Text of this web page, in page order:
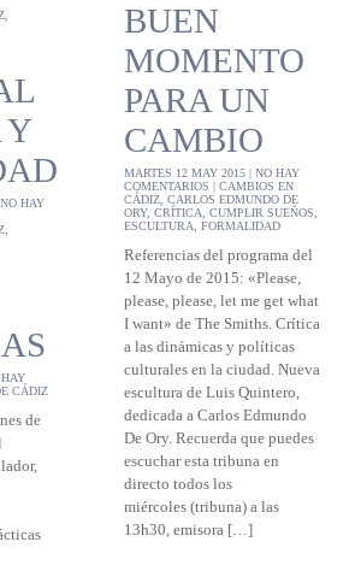
Y
NO HAY
CÁDIZ
de
BUEN
MOMENTO
PARA UN
CAMBIO
MARTES 12 MAY 2015 | NO HAY
COMENTARIOS | CAMBIOS EN
CÁDIZ CARLOS EDMUNDO DE
ORY, CRÍTICA CUMPLIR SUEÑOS
ESCULTURA
FORMALIDAD
Referencias del programa del
12 Mayo de 2015: «Please,
please, please, let me get what
I want» de The Smiths. Crítica
a las dinámicas y políticas
culturales en la ciudad. Nueva
escultura de Luis Quintero,
dedicada a Carlos Edmundo
De Ory. Recuerda que puedes
escuchar esta tribuna en
directo todos los
miércoles (tribuna) a las
13h30, emisora […]